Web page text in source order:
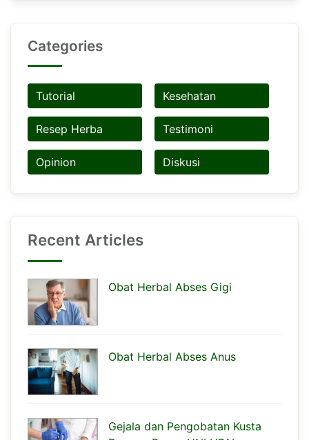
Categories
Tutorial Kesehatan
Resep Herba Testimoni
Opinion Diskusi
Recent Articles
Obat Herbal Abses Gigi
Obat Herbal Abses Anus
Gejala dan Pengobatan Kusta